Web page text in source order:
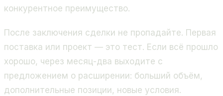
конкурентное преимущество.
После заключения сделки не пропадайте. Первая
поставка или проект — это тест. Если всё прошло
хорошо, через месяц-два выходите с
предложением о расширении: больший объём,
дополнительные позиции, новые условия.